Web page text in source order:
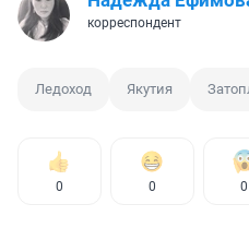
корреспондент
Ледоход Якутия
0 0 0